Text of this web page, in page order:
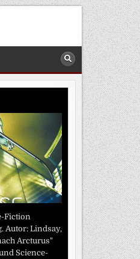
Fiction
Autor: Lindsay,
Arcturus"
Science-